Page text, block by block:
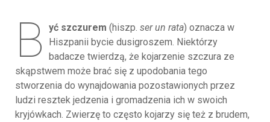
B yć szczurem (hiszp. ser un rata) oznacza w
Hiszpanii bycie dusigroszem. Niektórzy
badacze twierdzą, że kojarzenie szczura ze
skąpstwem może brać się z upodobania tego
stworzenia do wynajdowania pozostawionych przez
ludzi resztek jedzenia i gromadzenia ich w swoich
kryjówkach. Zwierzę to często kojarzy się też z brudem,